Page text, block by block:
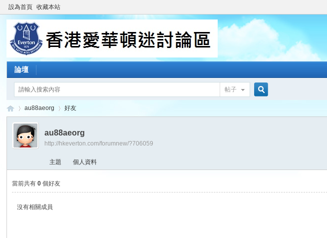
設為首頁 收藏本站
論壇
帖子
›
au88aeorg 好友
au88aeorg
http://hkeverton.com/forumnew/?706059
主題 個人資料
當前共有0 個好友
沒有相關成員